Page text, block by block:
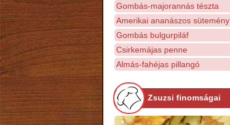
Gombás-majorannás tészta
Amerikai ananászos sütemény
Gombás bulgurpiláf
Csirkemájas penne
Almás-fahéjas pillangó
Zsuzsi finomságai